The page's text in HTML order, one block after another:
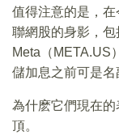
值得注意的是，
聯網股的身影，包
Meta（META.US
儲加息之前可是名
為什麽它們現在
頂。